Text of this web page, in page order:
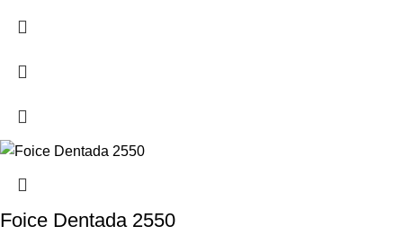
Foice Dentada 2550